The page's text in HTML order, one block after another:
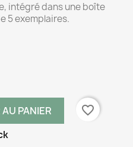
intégré dans une boîte
5 exemplaires.
PANIER
favorite_border